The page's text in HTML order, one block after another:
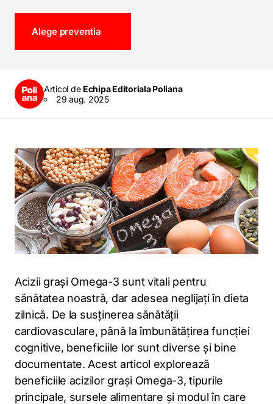
Alege preventia
Articol de Echipa Editoriala Poliana
29 aug. 2025
Acizii grași Omega-3 sunt vitali pentru
sănătatea noastră, dar adesea neglijați în dieta
zilnică. De la susținerea sănătății
cardiovasculare, până la îmbunătățirea funcției
cognitive, beneficiile lor sunt diverse și bine
documentate. Acest articol explorează
beneficiile acizilor grași Omega-3, tipurile
principale, sursele alimentare și modul în care